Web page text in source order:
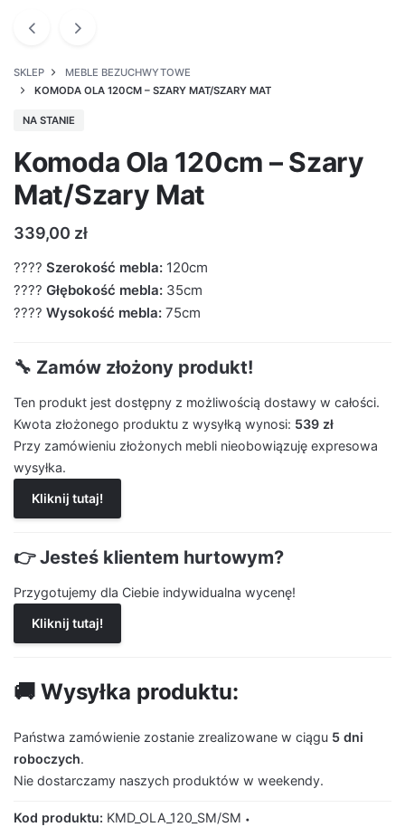
SKLEP
MEBLE BEZUCHWYTOWE
KOMODA OLA 120CM – SZARY MAT/SZARY MAT
NA STANIE
Komoda Ola 120cm – Szary
Mat/Szary Mat
339,00 zł
???? Szerokość mebla: 120cm
???? Głębokość mebla: 35cm
???? Wysokość mebla: 75cm
🔧 Zamów złożony produkt!
Ten produkt jest dostępny z możliwością dostawy w całości.
Kwota złożonego produktu z wysyłką wynosi: 539 zł
Przy zamówieniu złożonych mebli nieobowiązuję expresowa
wysyłka.
Kliknij tutaj!
👉 Jesteś klientem hurtowym?
Przygotujemy dla Ciebie indywidualna wycenę!
Kliknij tutaj!
🚚 Wysyłka produktu:
Państwa zamówienie zostanie zrealizowane w ciągu 5 dni
roboczych.
Nie dostarczamy naszych produktów w weekendy.
Kod produktu: KMD_OLA_120_SM/SM